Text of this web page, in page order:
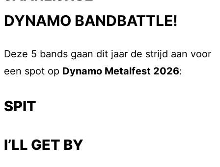
DYNAMO BANDBATTLE!
Deze 5 bands gaan dit jaar de strijd aan voor
een spot op Dynamo Metalfest 2026:
SPIT
I’LL GET BY